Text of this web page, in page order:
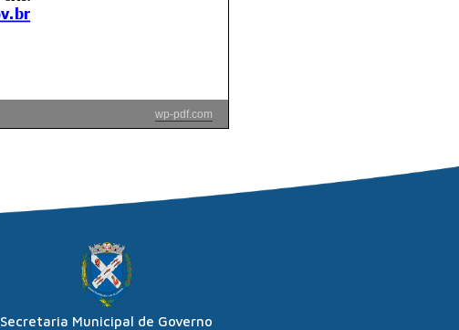
wp-pdf.com
Secretaria Municipal de Governo